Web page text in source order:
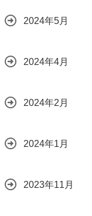
2024年5月
2024年4月
2024年2月
2024年1月
2023年11月